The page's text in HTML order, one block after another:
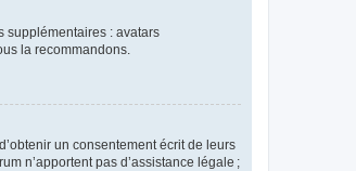
supplémentaires : avatars
la recommandons.
un consentement écrit de leurs
n’apportent pas d’assistance légale ;